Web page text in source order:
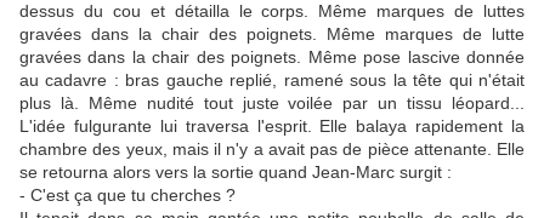
dessus du cou et détailla le corps. Même marques de luttes
gravées dans la chair des poignets. Même marques de lutte
gravées dans la chair des poignets. Même pose lascive donnée
au cadavre : bras gauche replié, ramené sous la tête qui n'était
plus là. Même nudité tout juste voilée par un tissu léopard...
L'idée fulgurante lui traversa l'esprit. Elle balaya rapidement la
chambre des yeux, mais il n'y a avait pas de pièce attenante. Elle
se retourna alors vers la sortie quand Jean-Marc surgit :
- C'est ça que tu cherches ?